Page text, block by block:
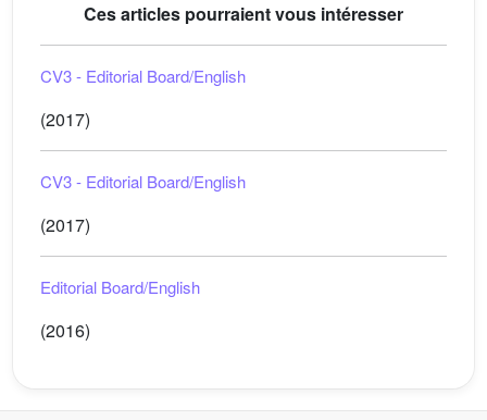
Ces articles pourraient vous intéresser
CV3 - Editorial Board/English
(2017)
CV3 - Editorial Board/English
(2017)
Editorial Board/English
(2016)